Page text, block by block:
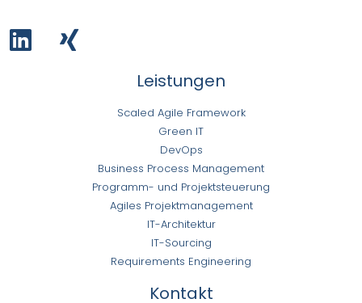
Leistungen
Scaled Agile Framework
Green IT
DevOps
Business Process Management
Programm- und Projektsteuerung
Agiles Projektmanagement
IT-Architektur
IT-Sourcing
Requirements Engineering
Kontakt